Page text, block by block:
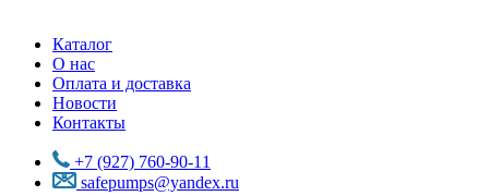
Каталог
О нас
Оплата и доставка
Новости
Контакты
+7 (927) 760-90-11
safepumps@yandex.ru